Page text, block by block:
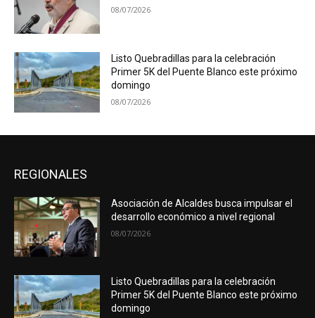
08/07/2026
Listo Quebradillas para la celebración
Primer 5K del Puente Blanco este próximo
domingo
08/07/2026
REGIONALES
Asociación de Alcaldes busca impulsar el
desarrollo económico a nivel regional
08/07/2026
Listo Quebradillas para la celebración
Primer 5K del Puente Blanco este próximo
domingo